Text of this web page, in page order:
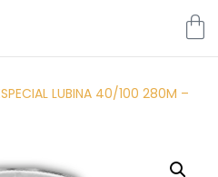
LUBINA 40/100 280M –